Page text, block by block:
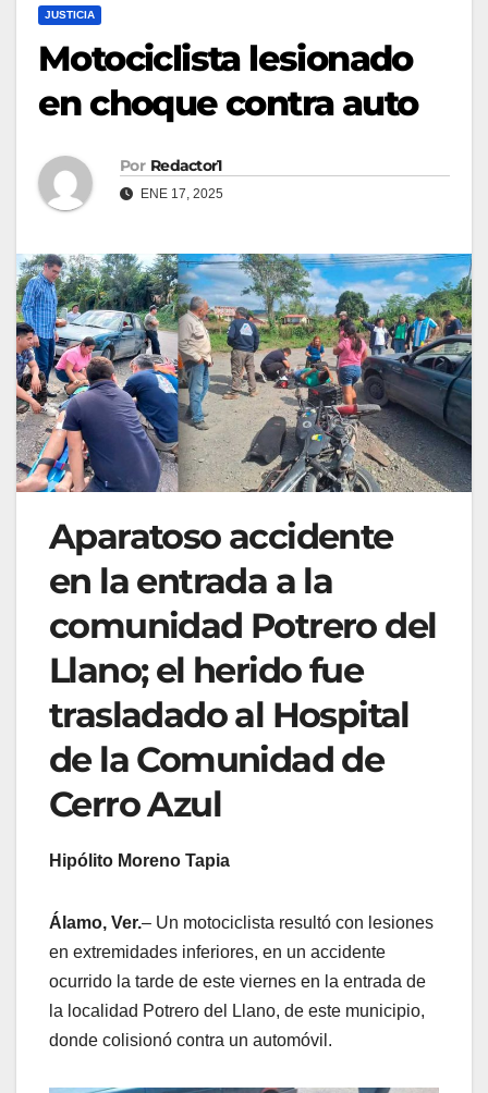
JUSTICIA
Motociclista lesionado
en choque contra auto
Por Redactor1
ENE 17, 2025
Aparatoso accidente
en la entrada a la
comunidad Potrero del
Llano; el herido fue
trasladado al Hospital
de la Comunidad de
Cerro Azul
Hipólito Moreno Tapia
Álamo, Ver.– Un motociclista resultó con lesiones
en extremidades inferiores, en un accidente
ocurrido la tarde de este viernes en la entrada de
la localidad Potrero del Llano, de este municipio,
donde colisionó contra un automóvil.